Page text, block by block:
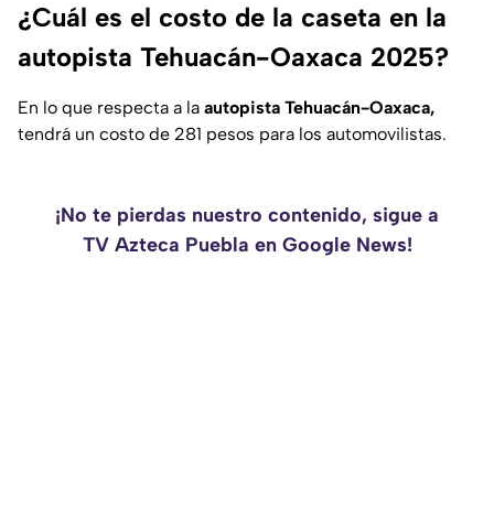
¿Cuál es el costo de la caseta en la
autopista Tehuacán-Oaxaca 2025?
En lo que respecta a la autopista Tehuacán-Oaxaca,
tendrá un costo de 281 pesos para los automovilistas.
¡No te pierdas nuestro contenido, sigue a
TV Azteca Puebla en Google News!